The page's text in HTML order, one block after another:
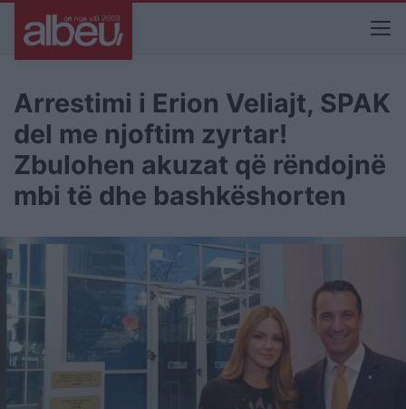
Arrestimi i Erion Veliajt, SPAK
del me njoftim zyrtar!
Zbulohen akuzat që rëndojnë
mbi të dhe bashkëshorten